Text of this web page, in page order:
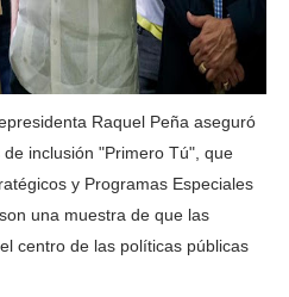
Raquel Peña aseguró
inclusión "Primero Tú", que
y Programas Especiales
una muestra de que las
centro de las políticas públicas